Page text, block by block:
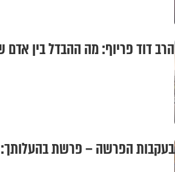
הרב דוד פריוף: מה ההבדל בין
בעקבות הפרשה – פרשת בהעלותך: